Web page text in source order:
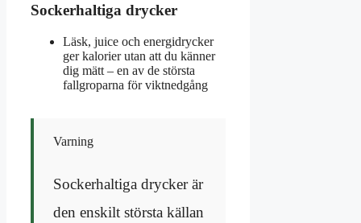
Sockerhaltiga drycker
Läsk, juice och energidrycker
ger kalorier utan att du känner
dig mätt – en av de största
fallgroparna för viktnedgång
Varning
Sockerhaltiga drycker är
den enskilt största källan